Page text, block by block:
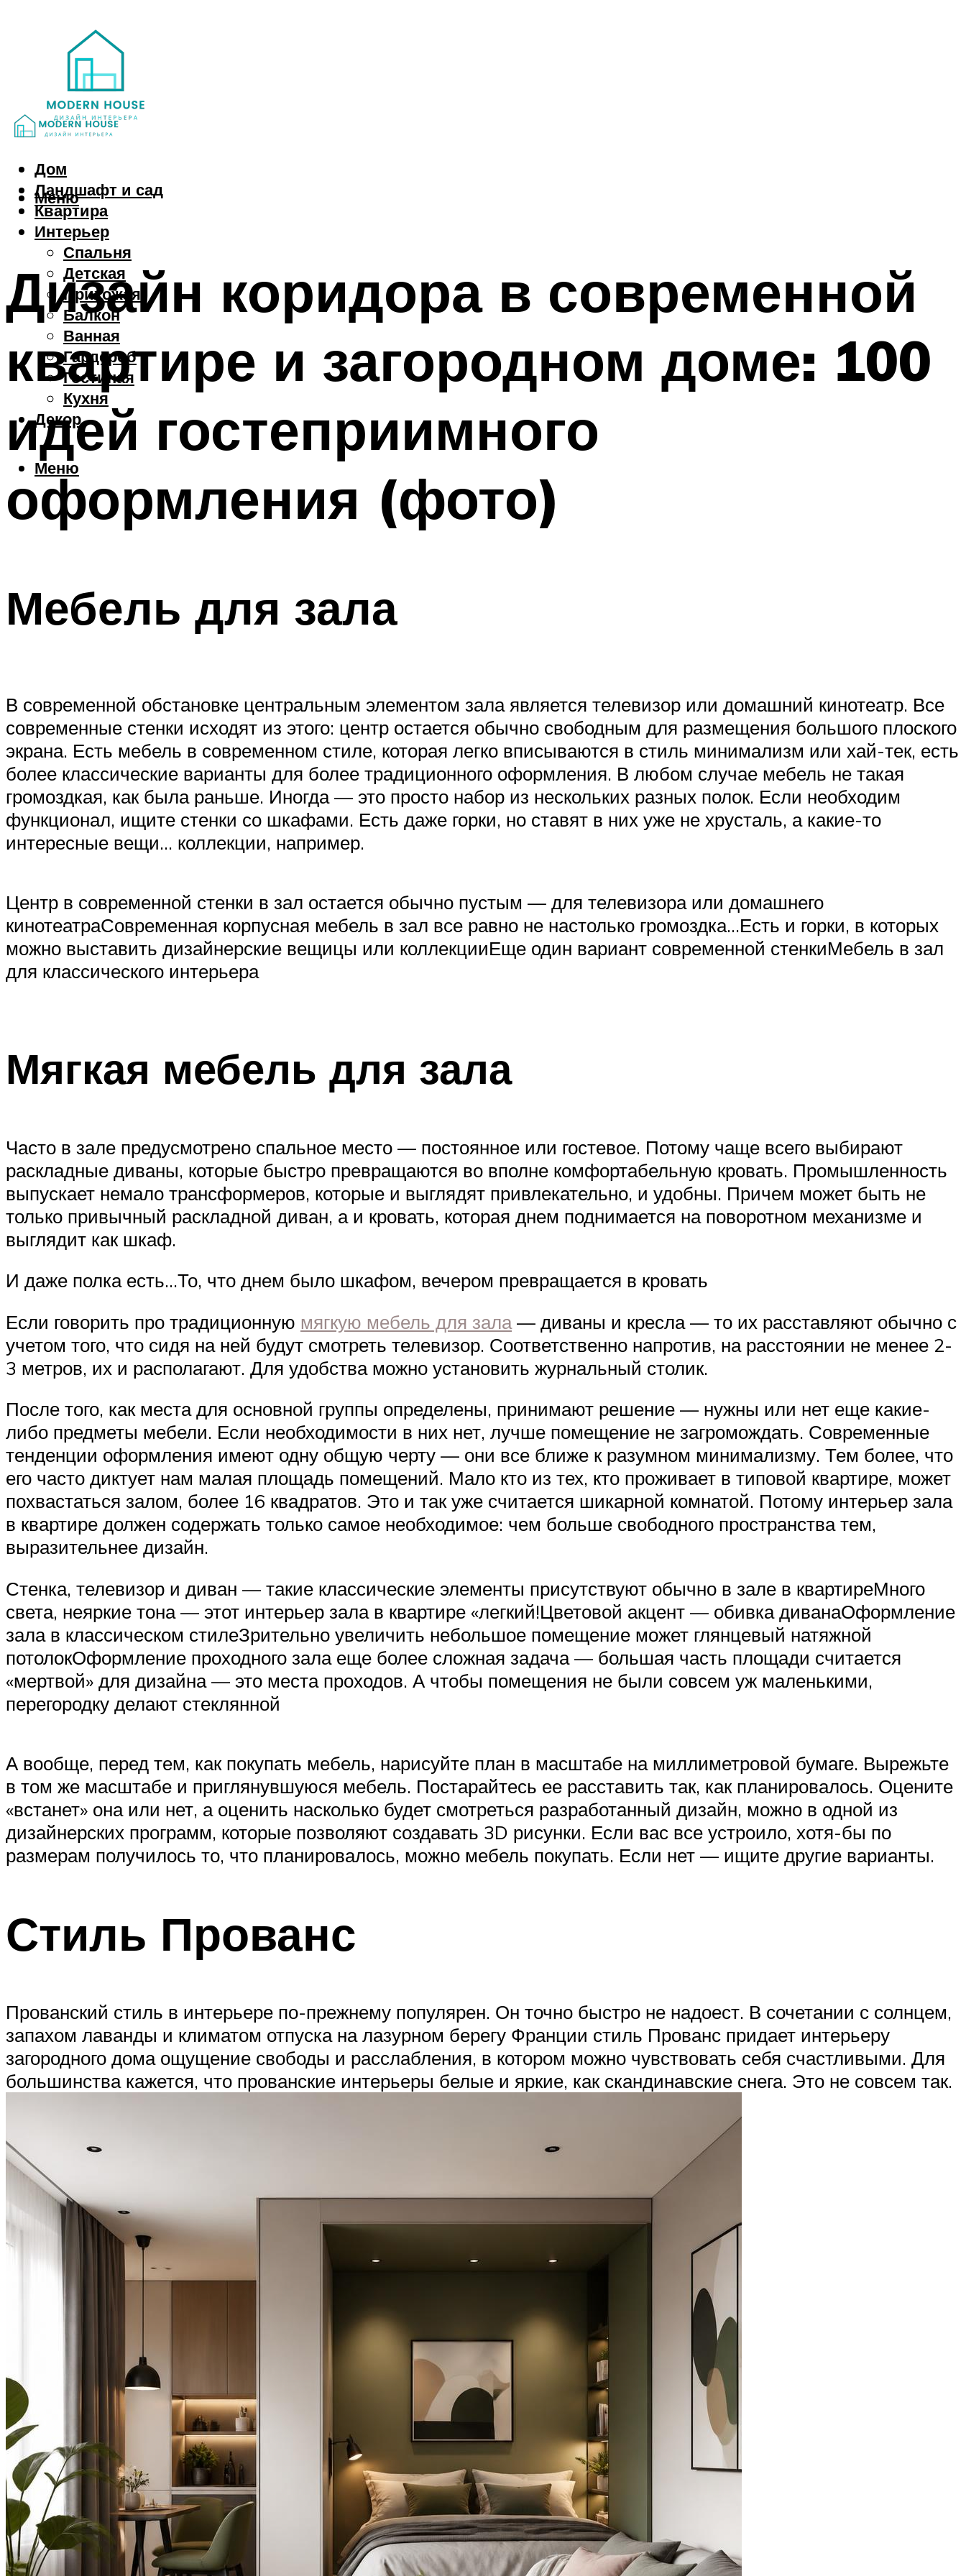
Дом
Ландшафт и сад
Квартира
Интерьер
Спальня
Детская
Прихожая
Балкон
Ванная
Гардероб
Гостиная
Кухня
Декор
Меню
Меню
Дизайн коридора в современной
квартире и загородном доме: 100
идей гостеприимного
оформления (фото)
Мебель для зала
В современной обстановке центральным элементом зала является телевизор или домашний кинотеатр. Все
современные стенки исходят из этого: центр остается обычно свободным для размещения большого плоского
экрана. Есть мебель в современном стиле, которая легко вписываются в стиль минимализм или хай-тек, есть
более классические варианты для более традиционного оформления. В любом случае мебель не такая
громоздкая, как была раньше. Иногда — это просто набор из нескольких разных полок. Если необходим
функционал, ищите стенки со шкафами. Есть даже горки, но ставят в них уже не хрусталь, а какие-то
интересные вещи… коллекции, например.
Центр в современной стенки в зал остается обычно пустым — для телевизора или домашнего
кинотеатраСовременная корпусная мебель в зал все равно не настолько громоздка…Есть и горки, в которых
можно выставить дизайнерские вещицы или коллекцииЕще один вариант современной стенкиМебель в зал
для классического интерьера
Мягкая мебель для зала
Часто в зале предусмотрено спальное место — постоянное или гостевое. Потому чаще всего выбирают
раскладные диваны, которые быстро превращаются во вполне комфортабельную кровать. Промышленность
выпускает немало трансформеров, которые и выглядят привлекательно, и удобны. Причем может быть не
только привычный раскладной диван, а и кровать, которая днем поднимается на поворотном механизме и
выглядит как шкаф.
И даже полка есть…То, что днем было шкафом, вечером превращается в кровать
Если говорить про традиционную мягкую мебель для зала— диваны и кресла — то их расставляют обычно с
учетом того, что сидя на ней будут смотреть телевизор. Соответственно напротив, на расстоянии не менее 2-
3 метров, их и располагают. Для удобства можно установить журнальный столик.
После того, как места для основной группы определены, принимают решение — нужны или нет еще какие-
либо предметы мебели. Если необходимости в них нет, лучше помещение не загромождать. Современные
тенденции оформления имеют одну общую черту — они все ближе к разумном минимализму. Тем более, что
его часто диктует нам малая площадь помещений. Мало кто из тех, кто проживает в типовой квартире, может
похвастаться залом, более 16 квадратов. Это и так уже считается шикарной комнатой. Потому интерьер зала
в квартире должен содержать только самое необходимое: чем больше свободного пространства тем,
выразительнее дизайн.
Стенка, телевизор и диван — такие классические элементы присутствуют обычно в зале в квартиреМного
света, неяркие тона — этот интерьер зала в квартире «легкий!Цветовой акцент — обивка диванаОформление
зала в классическом стилеЗрительно увеличить небольшое помещение может глянцевый натяжной
потолокОформление проходного зала еще более сложная задача — большая часть площади считается
«мертвой» для дизайна — это места проходов. А чтобы помещения не были совсем уж маленькими,
перегородку делают стеклянной
А вообще, перед тем, как покупать мебель, нарисуйте план в масштабе на миллиметровой бумаге. Вырежьте
в том же масштабе и приглянувшуюся мебель. Постарайтесь ее расставить так, как планировалось. Оцените
«встанет» она или нет, а оценить насколько будет смотреться разработанный дизайн, можно в одной из
дизайнерских программ, которые позволяют создавать 3D рисунки. Если вас все устроило, хотя-бы по
размерам получилось то, что планировалось, можно мебель покупать. Если нет — ищите другие варианты.
Стиль Прованс
Прованский стиль в интерьере по-прежнему популярен. Он точно быстро не надоест. В сочетании с солнцем,
запахом лаванды и климатом отпуска на лазурном берегу Франции стиль Прованс придает интерьеру
загородного дома ощущение свободы и расслабления, в котором можно чувствовать себя счастливыми. Для
большинства кажется, что прованские интерьеры белые и яркие, как скандинавские снега. Это не совсем так.